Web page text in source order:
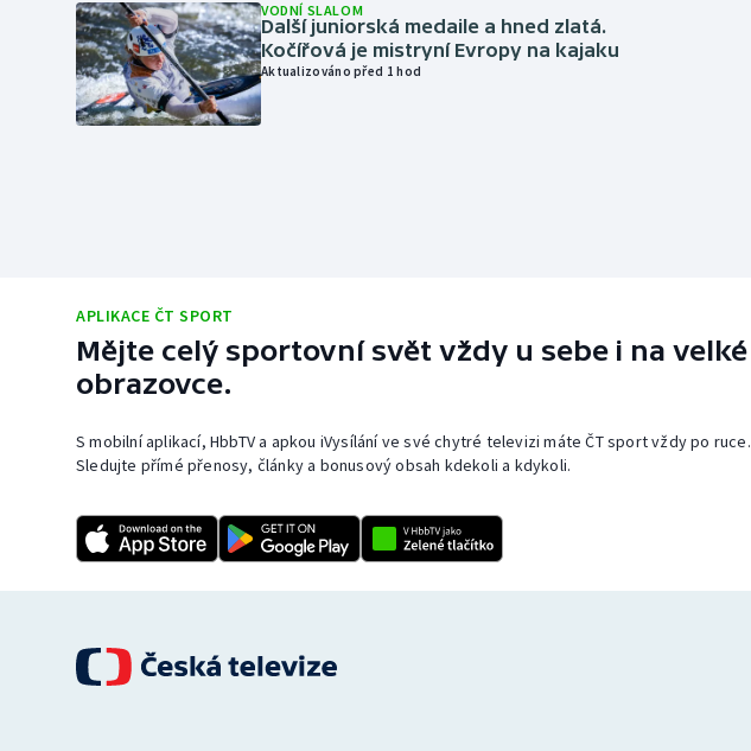
VODNÍ SLALOM
Další juniorská medaile a hned zlatá.
Kočířová je mistryní Evropy na kajaku
Aktualizováno před 1 hod
APLIKACE ČT SPORT
Mějte celý sportovní svět vždy u sebe i na velké
obrazovce.
S mobilní aplikací, HbbTV a apkou iVysílání ve své chytré televizi máte ČT sport vždy po ruce.
Sledujte přímé přenosy, články a bonusový obsah kdekoli a kdykoli.